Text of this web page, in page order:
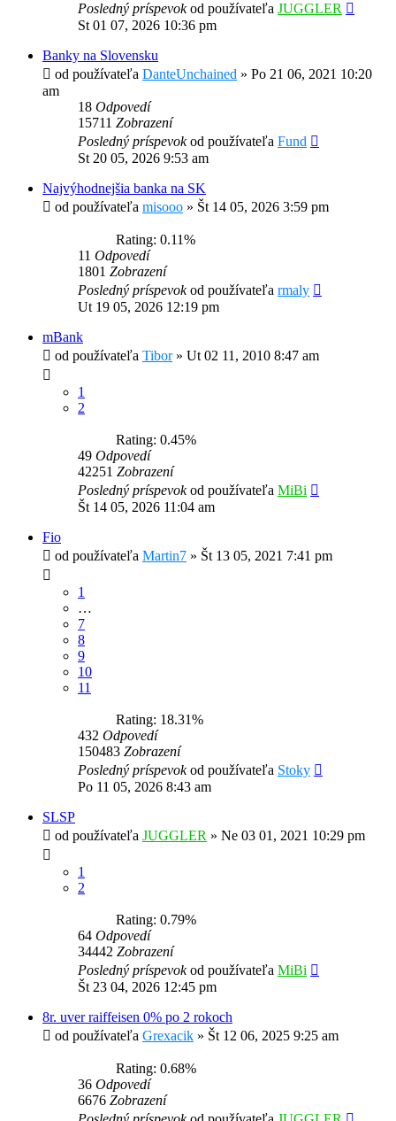
Posledný príspevokod používateľa JUGGLER
St 01 07, 2026 10:36 pm
Banky na Slovensku
od používateľa DanteUnchained » Po 21 06, 2021 10:20
am
18 Odpovedí
15711 Zobrazení
Posledný príspevokod používateľa Fund
St 20 05, 2026 9:53 am
Najvýhodnejšia banka na SK
od používateľa misooo » Št 14 05, 2026 3:59 pm
Rating: 0.11%
11 Odpovedí
1801 Zobrazení
Posledný príspevokod používateľa rmaly
Ut 19 05, 2026 12:19 pm
mBank
od používateľa Tibor» Ut 02 11, 2010 8:47 am
1
2
Rating: 0.45%
49 Odpovedí
42251 Zobrazení
Posledný príspevokod používateľa MiBi
Št 14 05, 2026 11:04 am
Fio
od používateľa Martin7 » Št 13 05, 2021 7:41 pm
1
…
7
8
9
10
11
Rating: 18.31%
432 Odpovedí
150483 Zobrazení
Posledný príspevokod používateľa Stoky
Po 11 05, 2026 8:43 am
SLSP
od používateľa JUGGLER » Ne 03 01, 2021 10:29 pm
1
2
Rating: 0.79%
64 Odpovedí
34442 Zobrazení
Posledný príspevokod používateľa MiBi
Št 23 04, 2026 12:45 pm
8r. uver raiffeisen 0% po 2 rokoch
od používateľa Grexacik » Št 12 06, 2025 9:25 am
Rating: 0.68%
36 Odpovedí
6676 Zobrazení